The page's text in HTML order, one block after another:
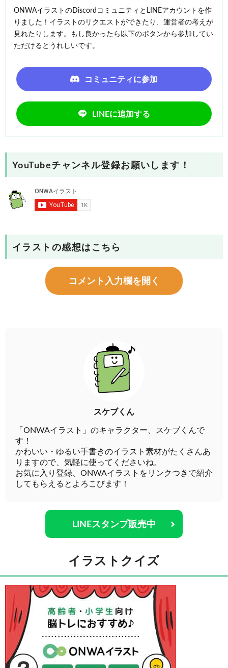
ONWAイラストのDiscordコミュニティとLINEアカウントを作
りました！イラストのリクエストができたり、運営者の考えが
見れたりします。もし良かったら以下のボタンから参加してい
ただけるとうれしいです。
コミュニティに参加
LINEに追加する
YouTubeチャンネル登録お願いします！
イラストの感想はこちら
コメント入力欄を開く
スケブくん
「ONWAイラスト」のキャラクター、スケブくんで
す！
かわいい・ゆるい手書きのイラスト素材がたくさんあ
りますので、気軽に使ってくださいね。
お気に入り登録、ONWAイラストをリンクつきで紹介
してもらえるとよろこびます！
LINEスタンプ販売中
イラストクイズ